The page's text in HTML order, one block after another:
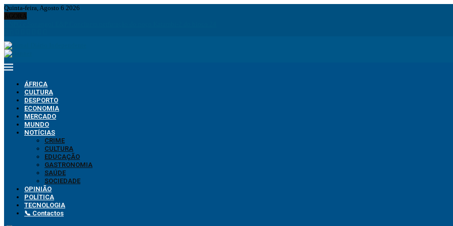
Quinta-feira, Agosto 6 2026
ÁFRICA
CULTURA
DESPORTO
ECONOMIA
MERCADO
MUNDO
NOTÍCIAS
CRIME
CULTURA
EDUCAÇÃO
GASTRONOMIA
SAÚDE
SOCIEDADE
OPINIÃO
POLÍTICA
TECNOLOGIA
📞 Contactos